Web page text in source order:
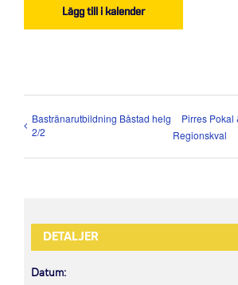
Lägg till i kalender
Bastränarutbildning Båstad helg
2/2
Pirres Pokal
Regionskval
DETALJER
Datum: